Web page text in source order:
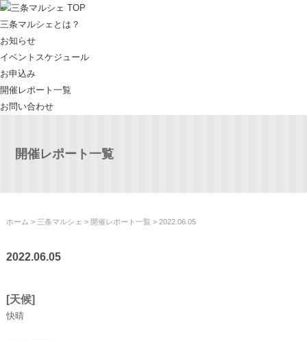
三条マルシェ TOP
三条マルシェとは？
お知らせ
イベントスケジュール
お申込み
開催レポート一覧
お問い合わせ
開催レポート一覧
ホーム > 三条マルシェ > 開催レポート一覧 > 2022.06.05
2022.06.05
[天候]
快晴